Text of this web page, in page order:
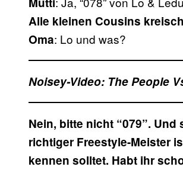
Alle kleinen Cousins
Oma: Lo und was?
Noisey-Video: The People
Nein, bitte nicht “079”.
richtiger Freestyle-Meister
kennen solltet. Habt ihr